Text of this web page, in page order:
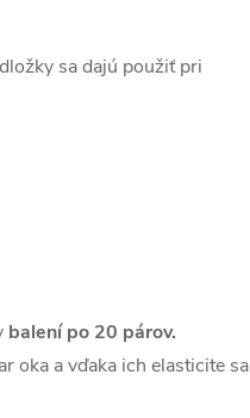
sa dajú použiť pri
balení po 20 párov.
oka a vďaka ich elasticite sa